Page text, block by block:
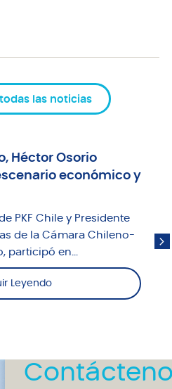
las noticias
Héctor Osorio
económico y
PKF Chile y Presidente
de la Cámara Chileno-
participó en...
Leyendo